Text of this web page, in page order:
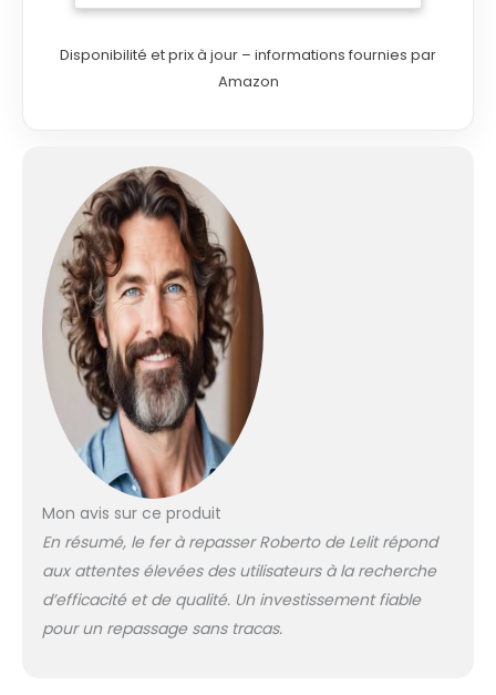
repassage parfait.
séparée en acier
inoxydable fournit
inoxydable,
résistance
chaudière
positionné à
l'extérieur,
puissance vapeur
préréglée, vapeur
sèche, poignées
latérales, signaux
visuels vapeur
supports du fer,
plaque en
aluminium
CONTRÔLE DE LA
TEMPÉRATURE: Pour
Disponibilité et prix à jour – informations fournies par
Amazon
Mon avis sur ce produit
En résumé, le fer à repasser Roberto de Lelit répond
aux attentes élevées des utilisateurs à la recherche
d’efficacité et de qualité. Un investissement fiable
pour un repassage sans tracas.